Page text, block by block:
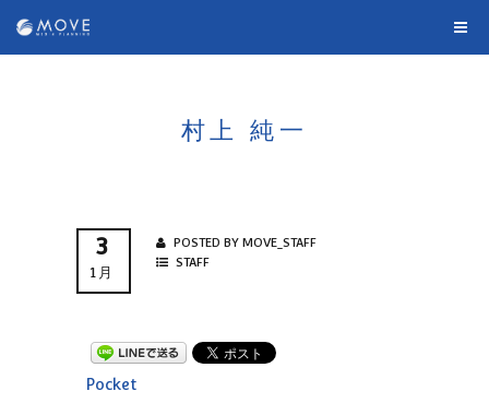
村上 純一
3
1月
POSTED BY MOVE_STAFF
STAFF
Pocket